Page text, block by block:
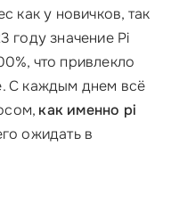
как у новичков, так
году значение Pi
что привлекло
С каждым днем всё
как именно pi
ожидать в